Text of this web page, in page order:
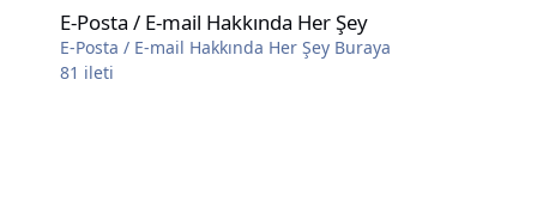
E-Posta / E-mail Hakkında Her Şey
E-Posta / E-mail Hakkında Her Şey Buraya
81 ileti